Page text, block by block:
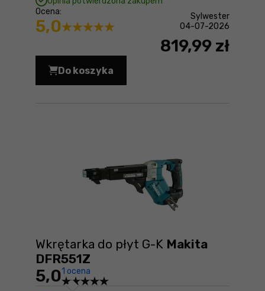
Ocena:
5,0
Sylwester
04-07-2026
819,99 zł
Do koszyka
Szlifierka kątowa Makita DGA504ZJ
Wkrętarka do płyt G-K Makita
DFR551Z
5,01 ocena